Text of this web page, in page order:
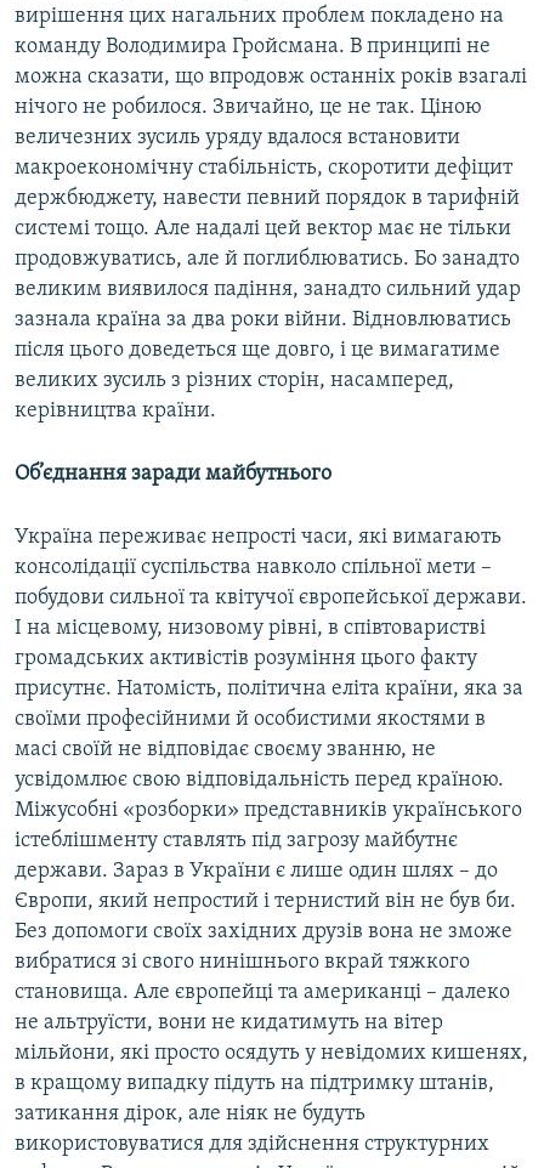
вирішення цих нагальних проблем покладено на
команду Володимира Гройсмана. В принципі не
можна сказати, що впродовж останніх років взагалі
нічого не робилося. Звичайно, це не так. Ціною
величезних зусиль уряду вдалося встановити
макроекономічну стабільність, скоротити дефіцит
держбюджету, навести певний порядок в тарифній
системі тощо. Але надалі цей вектор має не тільки
продовжуватись, але й поглиблюватись. Бо занадто
великим виявилося падіння, занадто сильний удар
зазнала країна за два роки війни. Відновлюватись
після цього доведеться ще довго, і це вимагатиме
великих зусиль з різних сторін, насамперед,
керівництва країни.
Об’єднання заради майбутнього
Україна переживає непрості часи, які вимагають
консолідації суспільства навколо спільної мети –
побудови сильної та квітучої європейської держави.
І на місцевому, низовому рівні, в співтоваристві
громадських активістів розуміння цього факту
присутнє. Натомість, політична еліта країни, яка за
своїми професійними й особистими якостями в
масі своїй не відповідає своєму званню, не
усвідомлює свою відповідальність перед країною.
Міжусобні «розборки» представників українського
істеблішменту ставлять під загрозу майбутнє
держави. Зараз в України є лише один шлях – до
Європи, який непростий і тернистий він не був би.
Без допомоги своїх західних друзів вона не зможе
вибратися зі свого нинішнього вкрай тяжкого
становища. Але європейці та американці – далеко
не альтруїсти, вони не кидатимуть на вітер
мільйони, які просто осядуть у невідомих кишенях,
в кращому випадку підуть на підтримку штанів,
затикання дірок, але ніяк не будуть
використовуватися для здійснення структурних